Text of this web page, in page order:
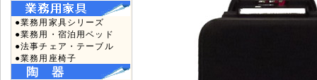
●業務用家具シリーズ
●業務用・宿泊用ベッド
●法事チェア・テーブル
●業務用座椅子